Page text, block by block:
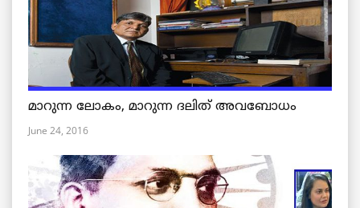
മാറുന്ന ലോകം, മാറുന്ന ദലിത് അവബോധം
June 24, 2016